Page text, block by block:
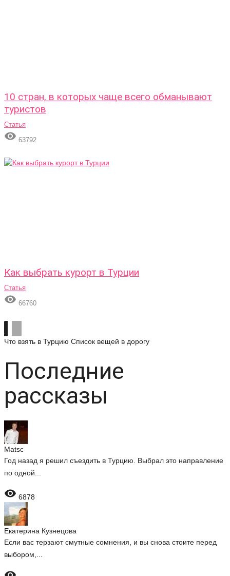
10 стран, в которых чаще всего обманывают
туристов
Статья
 63792
Как выбрать курорт в Турции
Статья
 66760
Что взять в Турцию Список вещей в дорогу
Последние
рассказы
Matsc
Год назад я решил съездить в Турцию. Выбрал это направление
по одной...
 6878
Екатерина Кузнецова
Если вас терзают смутные сомнения, и вы снова стоите перед
выбором,...